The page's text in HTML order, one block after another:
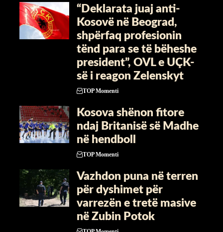
“Deklarata juaj anti-
Kosovë në Beograd,
shpërfaq profesionin
tënd para se të bëheshe
president”, OVL e UÇK-
së i reagon Zelenskyt
TOP Momenti
Kosova shënon fitore
ndaj Britanisë së Madhe
në hendboll
TOP Momenti
Vazhdon puna në terren
për dyshimet për
varrezën e tretë masive
në Zubin Potok